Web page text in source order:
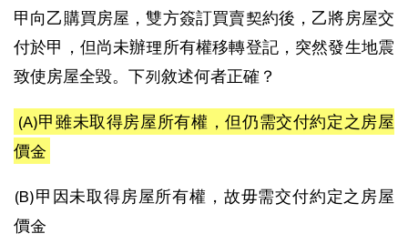
甲向乙購買房屋，雙方簽訂買賣契約後，乙將房屋交
付於甲，但尚未辦理所有權移轉登記，突然發生地震
致使房屋全毀。下列敘述何者正確？
(A)甲雖未取得房屋所有權，但仍需交付約定之房屋
價金
(B)甲因未取得房屋所有權，故毋需交付約定之房屋
價金